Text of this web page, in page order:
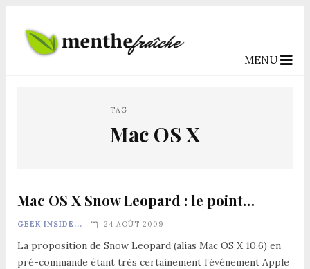
MENU
TAG
Mac OS X
Mac OS X Snow Leopard : le point…
GEEK INSIDE... 24 AOÛT 2009
La proposition de Snow Leopard (alias Mac OS X 10.6) en
pré-commande étant très certainement l’événement Apple